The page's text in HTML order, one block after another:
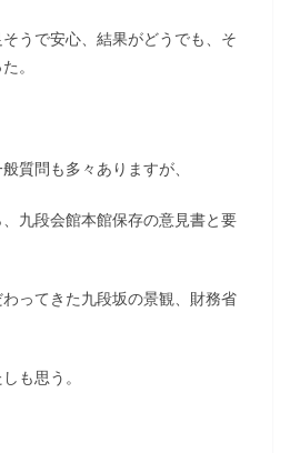
うで安心、結果がどうでも、そ
。
質問も多々ありますが、
九段会館本館保存の意見書と要
ってきた九段坂の景観、財務省
も思う。